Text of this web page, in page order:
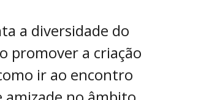
a diversidade do
promover a criação
ir ao encontro